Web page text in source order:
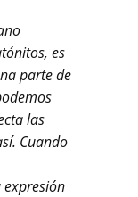
es
parte de
las
Cuando
expresión